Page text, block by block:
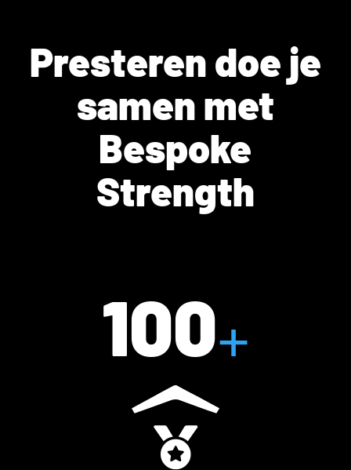
Presteren doe je
samen met
Bespoke
Strength
100+
